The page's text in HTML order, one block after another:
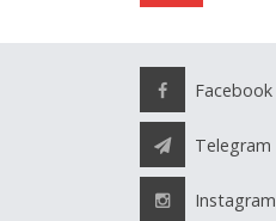
Facebook
Telegram
Instagram